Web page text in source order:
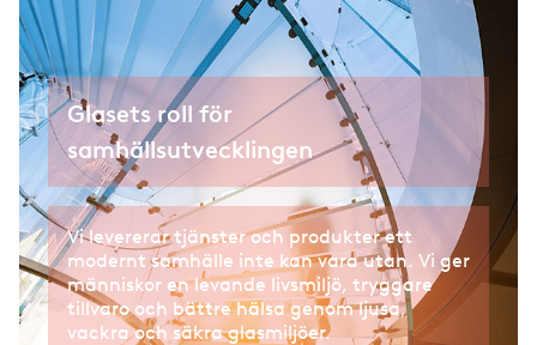
Glasets roll för
samhällsutvecklingen
Vi levererar tjänster och produkter ett
modernt samhälle inte kan vara utan. Vi ger
människor en levande livsmiljö, tryggare
tillvaro och bättre hälsa genom ljusa,
vackra och säkra glasmiljöer.